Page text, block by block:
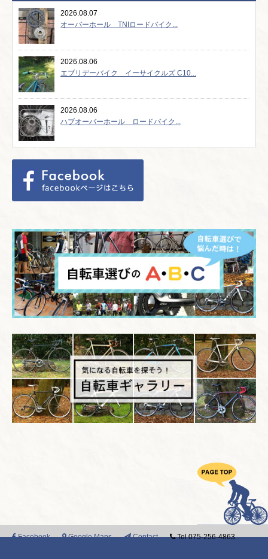
2026.08.07
オーバーホール TNIロードバイク...
2026.08.06
エブリデーバイク イーサイクルズ C10...
2026.08.06
ハブオーバーホール ロードバイク...
Facebook Google Maps Contact Tel 075-256-4863